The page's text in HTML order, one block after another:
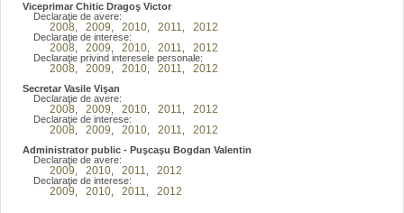
Viceprimar Chitic Dragoş Victor
Declaraţie de avere:
2008 2009 2010 2011 2012
Declaraţie de interese:
2008 2009 2010 2011 2012
Declaraţie privind interesele personale:
2008 2009 2010 2011 2012
Secretar Vasile Vişan
Declaraţie de avere:
2008 2009 2010 2011 2012
Declaraţie de interese:
2008 2009 2010 2011 2012
Administrator public - Puşcaşu Bogdan Valentin
Declaraţie de avere:
2009 2010 2011 2012
Declaraţie de interese:
2009 2010 2011 2012